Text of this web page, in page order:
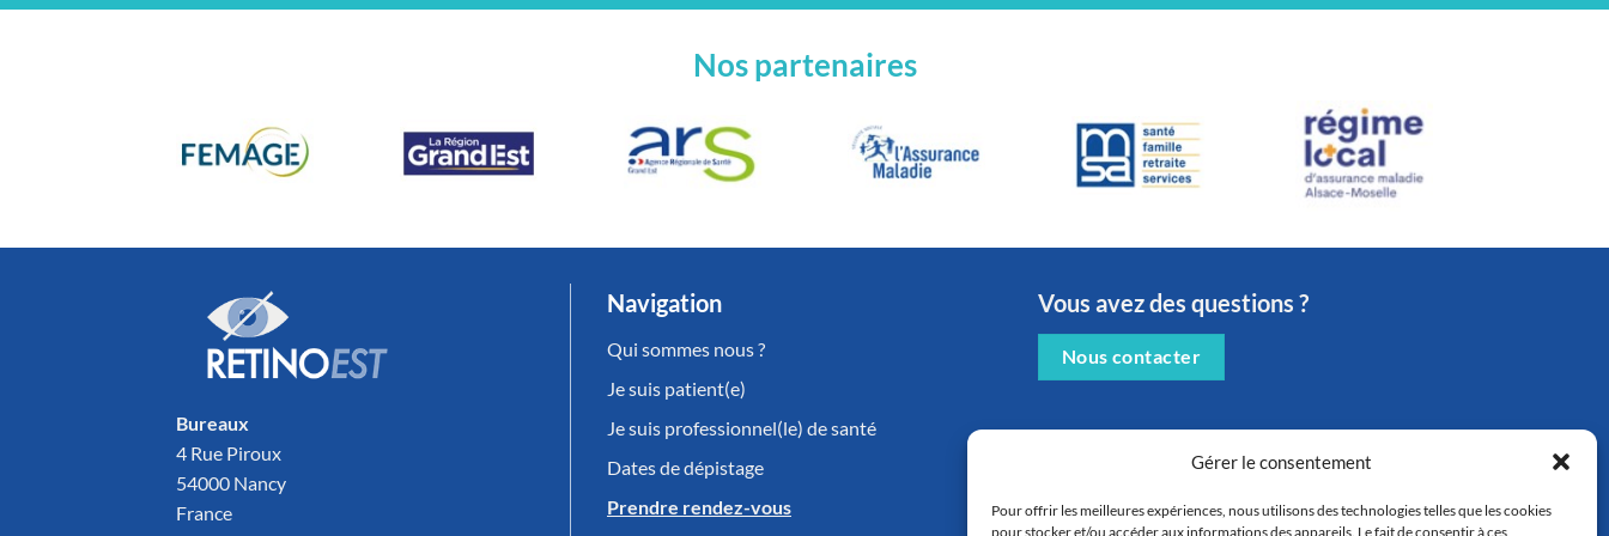
Gérer le consentement
Pour offrir les meilleures expériences, nous utilisons des technologies telles que les cookies
pour stocker et/ou accéder aux informations des appareils. Le fait de consentir à ces
Nos partenaires
Bureaux
4 Rue Piroux
54000 Nancy
France
Navigation
Qui sommes nous ?
Je suis patient(e)
Je suis professionnel(le) de santé
Dates de dépistage
Prendre rendez-vous
Vous avez des questions ?
Nous contacter